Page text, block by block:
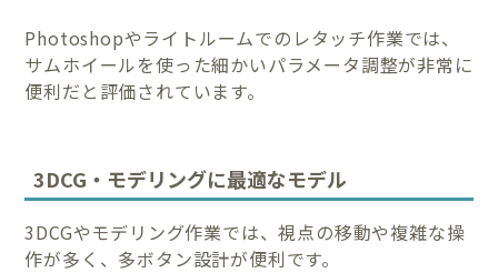
Photoshopやライトルームでのレタッチ作業では、
サムホイールを使った細かいパラメータ調整が非常に
便利だと評価されています。
3DCG・モデリングに最適なモデル
3DCGやモデリング作業では、視点の移動や複雑な操
作が多く、多ボタン設計が便利です。